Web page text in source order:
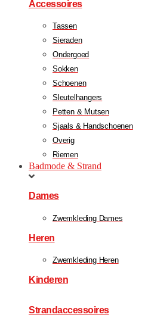
Accessoires
Tassen
Sieraden
Ondergoed
Sokken
Schoenen
Sleutelhangers
Petten & Mutsen
Sjaals & Handschoenen
Overig
Riemen
Badmode & Strand
Dames
Zwemkleding Dames
Heren
Zwemkleding Heren
Kinderen
Strandaccessoires